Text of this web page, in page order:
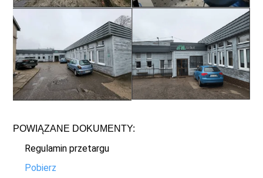
POWIĄZANE DOKUMENTY:
Regulamin przetargu
Pobierz